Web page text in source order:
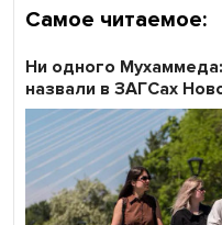
Самое читаемое:
Ни одного
назвали в ЗАГСах